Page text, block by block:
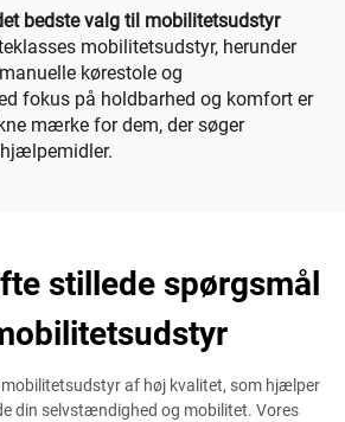
bedste valg til mobilitetsudstyr
mobilitetsudstyr, herunder
kørestole og
fokus på holdbarhed og komfort er
mærke for dem, der søger
stillede spørgsmål
mobilitetsudstyr af høj kvalitet, som hjælper
din selvstændighed og mobilitet. Vores